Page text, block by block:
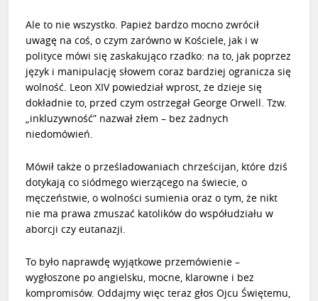
Ale to nie wszystko. Papież bardzo mocno zwrócił
uwagę na coś, o czym zarówno w Kościele, jak i w
polityce mówi się zaskakująco rzadko: na to, jak poprzez
język i manipulację słowem coraz bardziej ogranicza się
wolność. Leon XIV powiedział wprost, że dzieje się
dokładnie to, przed czym ostrzegał George Orwell. Tzw.
„inkluzywność” nazwał złem – bez żadnych
niedomówień.
Mówił także o prześladowaniach chrześcijan, które dziś
dotykają co siódmego wierzącego na świecie, o
męczeństwie, o wolności sumienia oraz o tym, że nikt
nie ma prawa zmuszać katolików do współudziału w
aborcji czy eutanazji.
To było naprawdę wyjątkowe przemówienie –
wygłoszone po angielsku, mocne, klarowne i bez
kompromisów. Oddajmy więc teraz głos Ojcu Świętemu,